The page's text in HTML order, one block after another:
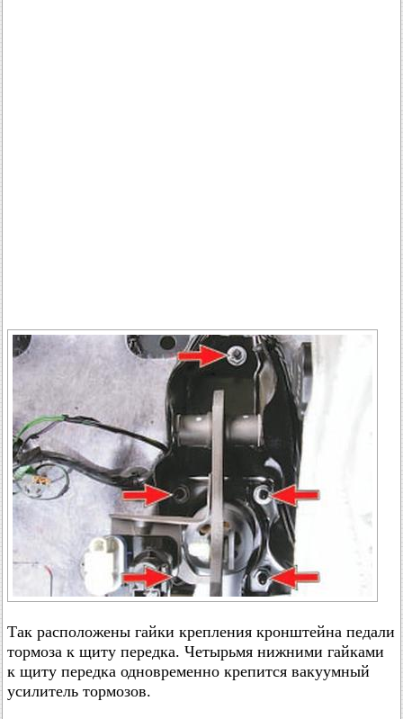
Так расположены гайки крепления кронштейна педали
тормоза к щиту передка. Четырьмя нижними гайками
к щиту передка одновременно крепится вакуумный
усилитель тормозов.